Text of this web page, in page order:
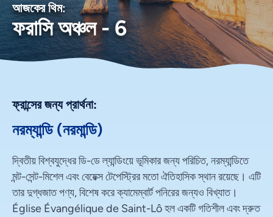
আজকের থিম:
ফরাসি অঞ্চল - 6
ফ্রান্সের জন্য প্রার্থনা:
নরম্যান্ডি (নরমান্ডি)
দ্বিতীয় বিশ্বযুদ্ধের ডি-ডে ল্যান্ডিংয়ে ভূমিকার জন্য পরিচিত, নরম্যান্ডিতে
মন্ট-সেন্ট-মিশেল এবং বেয়েক্স টেপেস্ট্রির মতো ঐতিহাসিক স্থান রয়েছে। এটি
তার দুগ্ধজাত পণ্য, বিশেষ করে ক্যামেম্বার্ট পনিরের জন্যও বিখ্যাত।
Église Évangélique de Saint-Lô হল একটি গতিশীল এবং দ্রুত